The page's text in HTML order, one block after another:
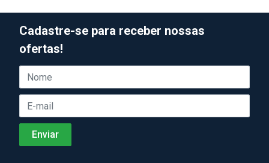
Cadastre-se para receber nossas
ofertas!